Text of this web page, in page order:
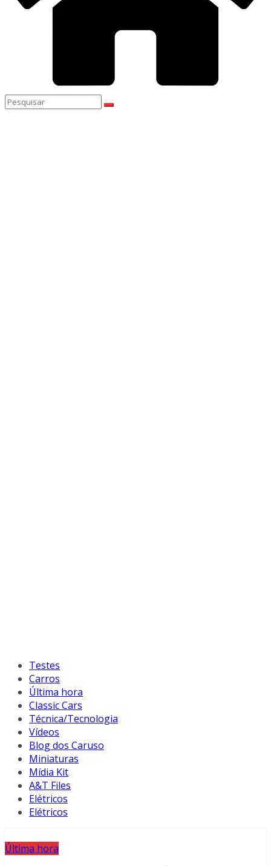
Testes
Carros
Última hora
Classic Cars
Técnica/Tecnologia
Vídeos
Blog dos Caruso
Miniaturas
Mídia Kit
A&T Files
Elétricos
Elétricos
Última hora